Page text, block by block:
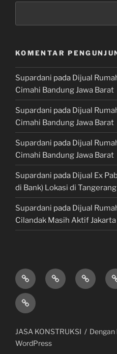
KOMENTAR
Supardani pada Dijual
Cimahi Bandung Jawa Barat
Supardani pada Dijual
Cimahi Bandung Jawa Barat
Supardani pada Dijual
Cimahi Bandung Jawa Barat
Supardani pada Dijual Ex
di Bank) Lokasi di Tangerang
Supardani pada Dijual
Cilandak Masih Aktif
TANAH
DIJUAL
RUMAH
DIJUAL
HOTEL
&
/
JASA
KONSTRUKSI
JASA KONSTRUKSI
WordPress